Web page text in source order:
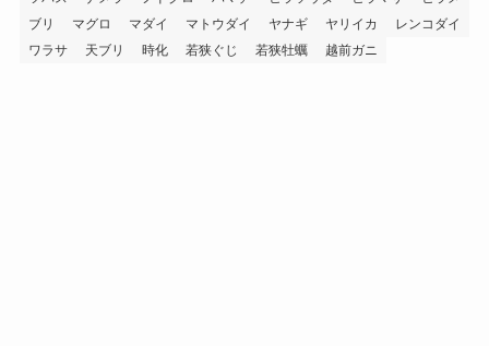
ブリ
マグロ マダイ マトウダイ ヤナギ ヤリイカ
レンコダイ
ワラサ
天ブリ 時化 若狭ぐじ 若狭牡蠣 越前ガニ